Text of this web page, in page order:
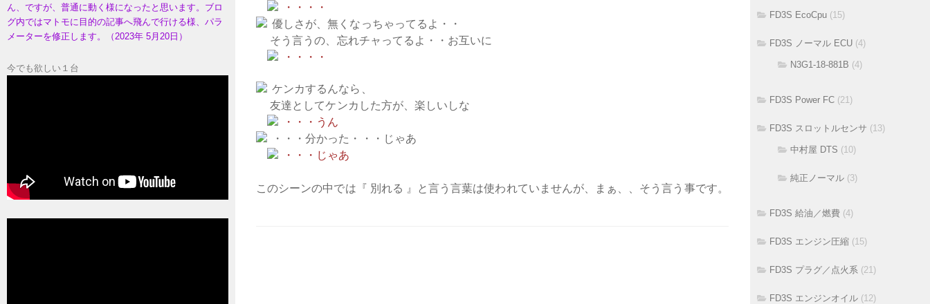
・・・・
優しさが、無くなっちゃってるよ・・
そう言うの、忘れチャってるよ・・お互いに
・・・・
ケンカするんなら、
友達としてケンカした方が、楽しいしな
・・・うん
・・・分かった・・・じゃあ
・・・じゃあ
このシーンの中では『 別れる 』と言う言葉は使われていませんが、まぁ、、そう言う事です。
ん、ですが、普通に動く様になったと思います。ブロ
グ内ではマトモに目的の記事へ飛んで行ける様、パラ
メーターを修正します。（2023年 5月20日）
今でも欲しい１台
FD3S EcoCpu (15)
FD3S ノーマル ECU (4)
N3G1-18-881B (4)
FD3S Power FC (21)
FD3S スロットルセンサ (13)
中村屋 DTS (10)
純正ノーマル (3)
FD3S 給油／燃費 (4)
FD3S エンジン圧縮 (15)
FD3S プラグ／点火系 (21)
FD3S エンジンオイル (12)